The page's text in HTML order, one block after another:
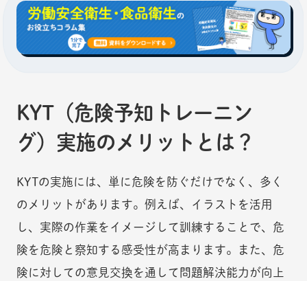
KYT（危険予知トレーニン
グ）実施のメリットとは？
KYTの実施には、単に危険を防ぐだけでなく、多く
のメリットがあります。例えば、イラストを活用
し、実際の作業をイメージして訓練することで、危
険を危険と察知する感受性が高まります。また、危
険に対しての意見交換を通して問題解決能力が向上